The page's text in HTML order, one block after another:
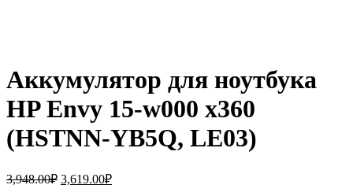
Аккумулятор для ноутбука
HP Envy 15-w000 x360
(HSTNN-YB5Q, LE03)
3,948.00₽ Первоначальная
3,619.00₽Текущая